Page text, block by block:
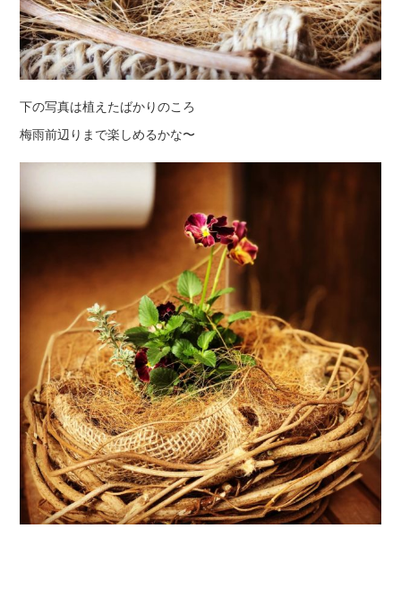
下の写真は植えたばかりのころ
梅雨前辺りまで楽しめるかな〜